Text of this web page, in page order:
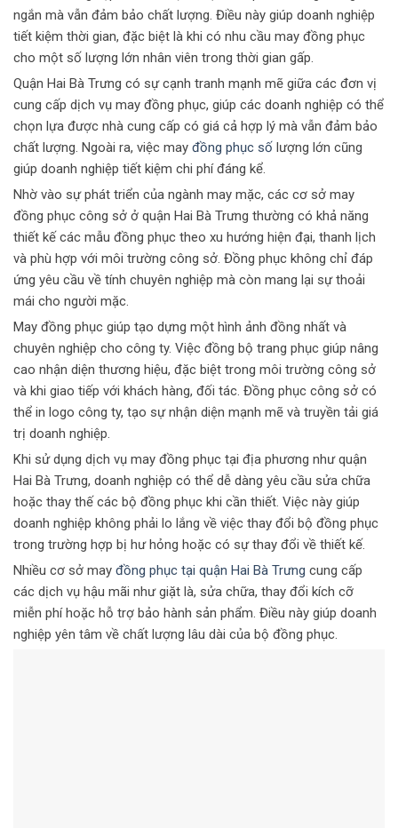
ngắn mà vẫn đảm bảo chất lượng. Điều này giúp doanh nghiệp
tiết kiệm thời gian, đặc biệt là khi có nhu cầu may đồng phục
cho một số lượng lớn nhân viên trong thời gian gấp.
Quận Hai Bà Trưng có sự cạnh tranh mạnh mẽ giữa các đơn vị
cung cấp dịch vụ may đồng phục, giúp các doanh nghiệp có thể
chọn lựa được nhà cung cấp có giá cả hợp lý mà vẫn đảm bảo
chất lượng. Ngoài ra, việc may đồng phục số lượng lớn cũng
giúp doanh nghiệp tiết kiệm chi phí đáng kể.
Nhờ vào sự phát triển của ngành may mặc, các cơ sở may
đồng phục công sở ở quận Hai Bà Trưng thường có khả năng
thiết kế các mẫu đồng phục theo xu hướng hiện đại, thanh lịch
và phù hợp với môi trường công sở. Đồng phục không chỉ đáp
ứng yêu cầu về tính chuyên nghiệp mà còn mang lại sự thoải
mái cho người mặc.
May đồng phục giúp tạo dựng một hình ảnh đồng nhất và
chuyên nghiệp cho công ty. Việc đồng bộ trang phục giúp nâng
cao nhận diện thương hiệu, đặc biệt trong môi trường công sở
và khi giao tiếp với khách hàng, đối tác. Đồng phục công sở có
thể in logo công ty, tạo sự nhận diện mạnh mẽ và truyền tải giá
trị doanh nghiệp.
Khi sử dụng dịch vụ may đồng phục tại địa phương như quận
Hai Bà Trưng, doanh nghiệp có thể dễ dàng yêu cầu sửa chữa
hoặc thay thế các bộ đồng phục khi cần thiết. Việc này giúp
doanh nghiệp không phải lo lắng về việc thay đổi bộ đồng phục
trong trường hợp bị hư hỏng hoặc có sự thay đổi về thiết kế.
Nhiều cơ sở may đồng phục tại quận Hai Bà Trưng cung cấp
các dịch vụ hậu mãi như giặt là, sửa chữa, thay đổi kích cỡ
miễn phí hoặc hỗ trợ bảo hành sản phẩm. Điều này giúp doanh
nghiệp yên tâm về chất lượng lâu dài của bộ đồng phục.